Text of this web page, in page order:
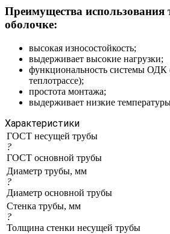
Преимущества
оболочке:
высокая износостойкость;
выдерживает высокие нагрузки;
функциональность системы ОДК
теплотрассе);
простота монтажа;
выдерживает низкие
Характеристики
ГОСТ несущей трубы
?
ГОСТ основной трубы
Диаметр трубы, мм
?
Диаметр основной трубы
Стенка трубы, мм
?
Толщина стенки несущей трубы